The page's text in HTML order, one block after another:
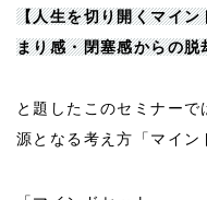
【人生を切り開くマイ
まり感・閉塞感からの脱
と題したこのセミナー
源となる考え方「マイン